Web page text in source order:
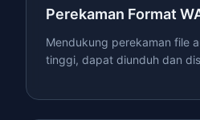
Perekaman Format
Mendukung perekaman file
tinggi, dapat diunduh dan